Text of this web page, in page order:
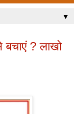
▼
बचाएं ? लाखो